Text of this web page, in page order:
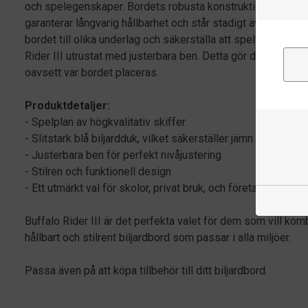
och spelegenskaper. Bordets robusta konstruktion, med en
garanterar långvarig hållbarhet och står stadigt även under
bordet till olika underlag och säkerställa att spelytan är
Rider III utrustat med justerbara ben. Detta gör det enkelt
oavsett var bordet placeras.
Produktdetaljer:
- Spelplan av högkvalitativ skiffer
- Slitstark blå biljardduk, vilket säkerställer jämn och
- Justerbara ben för perfekt nivåjustering
- Stilren och funktionell design
- Ett utmärkt val för skolor, privat bruk, och företag.
Buffalo Rider III är det perfekta valet för dem som vill
hållbart och stilrent biljardbord som passar i alla miljöer.
Passa även på att köpa tillbehör till ditt biljardbord.